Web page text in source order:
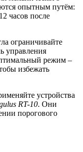
опытным путём:
часов после
ограничивайте
управления
режим –
избежать
устройства
RT-10. Они
порогового